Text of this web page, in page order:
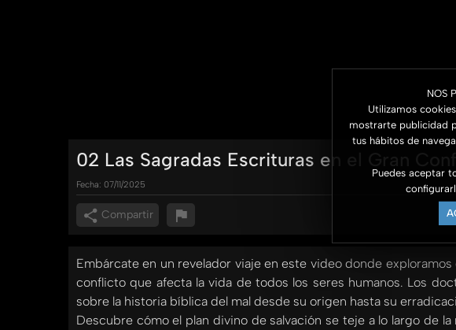
NOS
Utilizamos
mostrarte publicidad
tus hábitos de
Puedes aceptar
02 Las Sagradas Escrituras en el Gran
Fecha: 07/11/2025
Compartir
Embárcate en un revelador viaje en este video donde
conflicto que afecta la vida de todos los seres humanos. Los
sobre la historia bíblica del mal desde su origen hasta su
Descubre cómo el plan divino de salvación se teje a lo largo de